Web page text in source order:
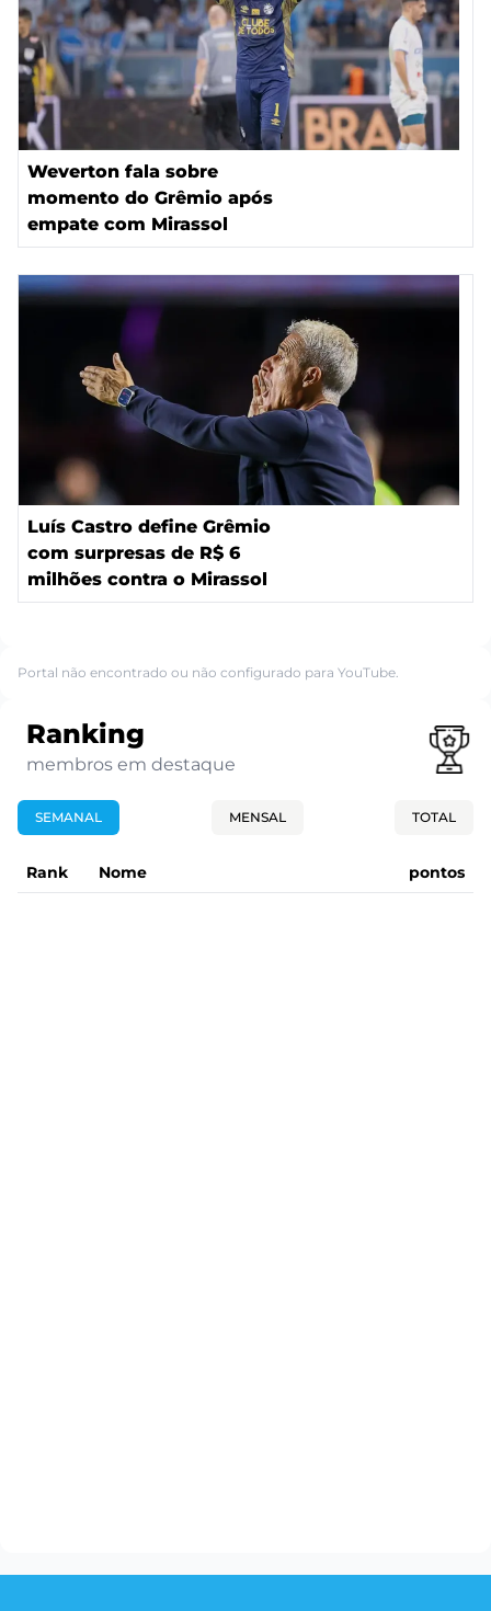
Weverton fala sobre
momento do Grêmio após
empate com Mirassol
Luís Castro define Grêmio
com surpresas de R$ 6
milhões contra o Mirassol
Portal não encontrado ou não configurado para YouTube.
Ranking
membros em destaque
SEMANAL MENSAL TOTAL
Rank Nome pontos